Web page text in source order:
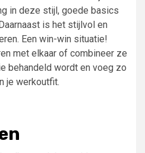
in deze stijl, goede basics
is het stijlvol en
Een win-win situatie!
met elkaar of combineer ze
behandeld wordt en voeg zo
je werkoutfit.